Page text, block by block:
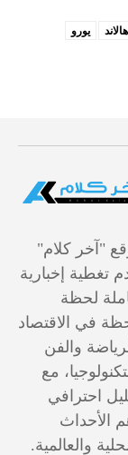
هالاند يورو
"آخر كلام"
تغطية إخبارية
لحظة
في الاقتصاد
والفن
مع
احترافي
الأحداث
والعالمية.